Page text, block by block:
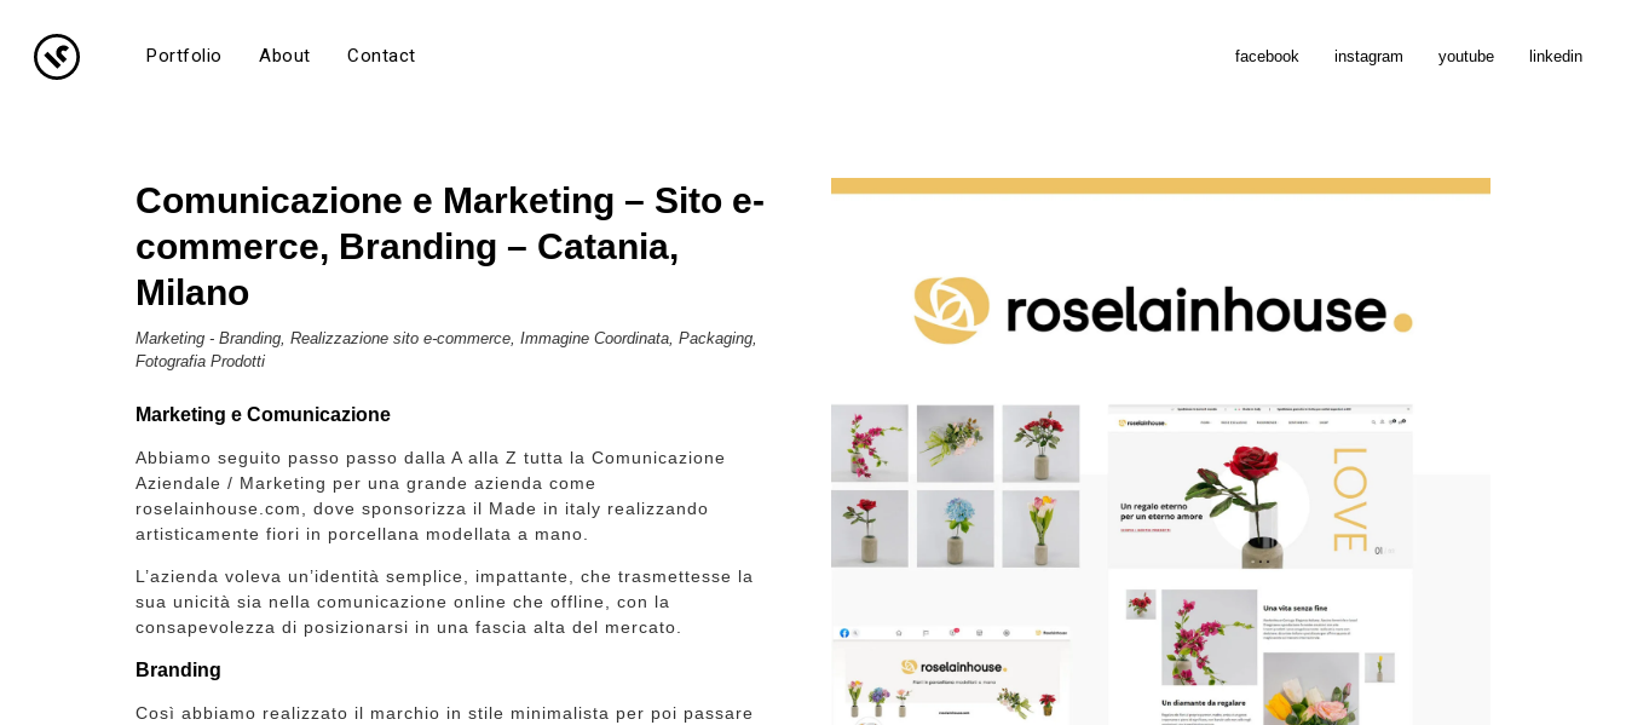
Portfolio About Contact facebook instagram youtube linkedin
Comunicazione e Marketing – Sito e-
commerce, Branding – Catania,
Milano
Marketing - Branding, Realizzazione sito e-commerce, Immagine Coordinata, Packaging,
Fotografia Prodotti
Marketing e Comunicazione
Abbiamo seguito passo passo dalla A alla Z tutta la Comunicazione
Aziendale / Marketing per una grande azienda come
roselainhouse.com, dove sponsorizza il Made in italy realizzando
artisticamente fiori in porcellana modellata a mano.
L’azienda voleva un’identità semplice, impattante, che trasmettesse la
sua unicità sia nella comunicazione online che offline, con la
consapevolezza di posizionarsi in una fascia alta del mercato.
Branding
Così abbiamo realizzato il marchio in stile minimalista per poi passare